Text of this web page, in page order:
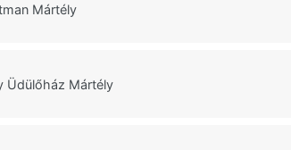
Mártély
Üdülőház Mártély